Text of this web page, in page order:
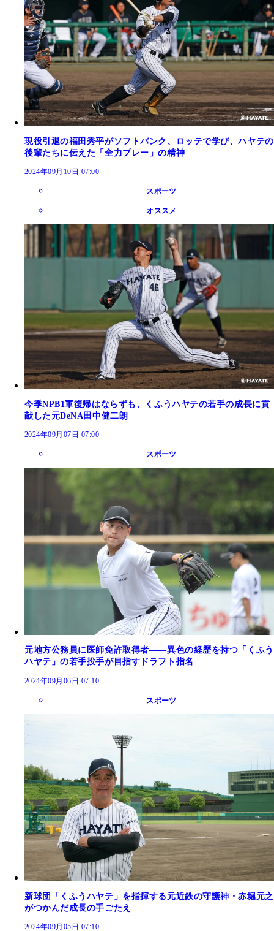
現役引退の福田秀平がソフトバンク、ロッテで学び、ハヤテの
後輩たちに伝えた「全力プレー」の精神
2024年09月10日 07:00
スポーツ
オススメ
今季NPB1軍復帰はならずも、くふうハヤテの若手の成長に貢
献した元DeNA田中健二朗
2024年09月07日 07:00
スポーツ
元地方公務員に医師免許取得者――異色の経歴を持つ「くふう
ハヤテ」の若手投手が目指すドラフト指名
2024年09月06日 07:10
スポーツ
新球団「くふうハヤテ」を指揮する元近鉄の守護神・赤堀元之
がつかんだ成長の手ごたえ
2024年09月05日 07:10